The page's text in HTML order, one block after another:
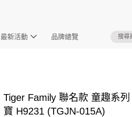
最新活動 品牌總覽
Tiger Family 聯名款 童趣系
寶 H9231 (TGJN-015A)